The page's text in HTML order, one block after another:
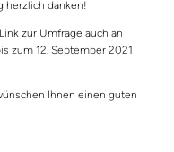
herzlich danken!
zur Umfrage auch an
zum 12. September 2021
Ihnen einen guten